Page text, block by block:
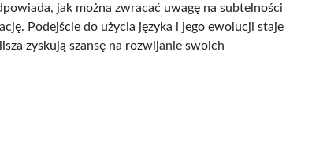
jak można zwracać uwagę na subtelności
Podejście do użycia języka i jego ewolucji staje
zyskują szansę na rozwijanie swoich